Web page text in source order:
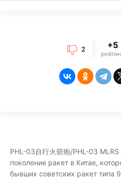
2 +5
PHL-03自行火箭炮/PHL-03
поколение ракет в Китае,
бывших советских ракет типа